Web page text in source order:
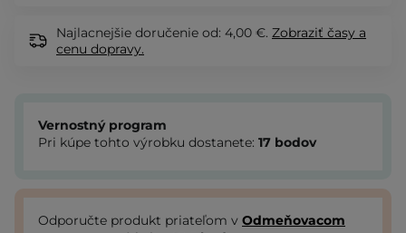
Najlacnejšie doručenie od: 4,00 €. Zobraziť časy a
cenu dopravy.
Vernostný program
Pri kúpe tohto výrobku dostanete: 17 bodov
Odporučte produkt priateľom v Odmeňovacom